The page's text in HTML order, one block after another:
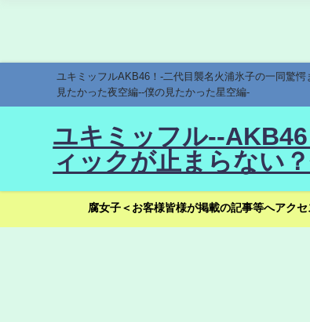
ユキミッフルAKB46！-二代目襲名火浦氷子の一同驚
見たかった夜空編--僕の見たかった星空編-
ユキミッフル--
ィックが止まらない
腐女子＜お客様皆様が掲載の記事等へアク